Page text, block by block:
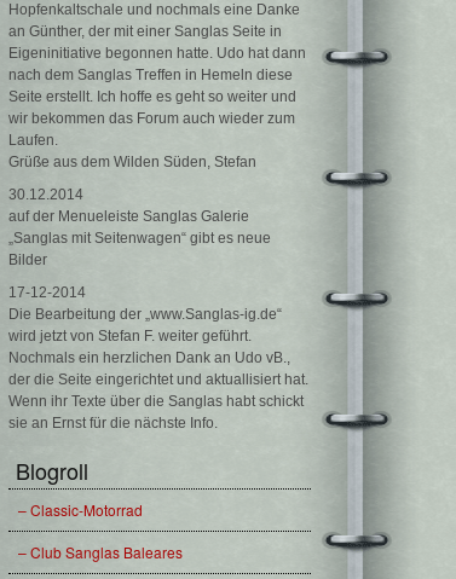
Hopfenkaltschale und nochmals eine Danke
an Günther, der mit einer Sanglas Seite in
Eigeninitiative begonnen hatte. Udo hat dann
nach dem Sanglas Treffen in Hemeln diese
Seite erstellt. Ich hoffe es geht so weiter und
wir bekommen das Forum auch wieder zum
Laufen.
Grüße aus dem Wilden Süden, Stefan
30.12.2014
auf der Menueleiste Sanglas Galerie
„Sanglas mit Seitenwagen“ gibt es neue
Bilder
17-12-2014
Die Bearbeitung der „www.Sanglas-ig.de“
wird jetzt von Stefan F. weiter geführt.
Nochmals ein herzlichen Dank an Udo vB.,
der die Seite eingerichtet und aktuallisiert hat.
Wenn ihr Texte über die Sanglas habt schickt
sie an Ernst für die nächste Info.
Blogroll
– Classic-Motorrad
– Club Sanglas Baleares